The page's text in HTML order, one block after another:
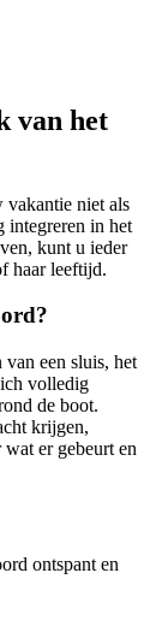
van het
vakantie niet als
integreren in het
kunt u ieder
haar leeftijd.
een sluis, het
volledig
de boot.
krijgen,
er gebeurt en
ontspant en